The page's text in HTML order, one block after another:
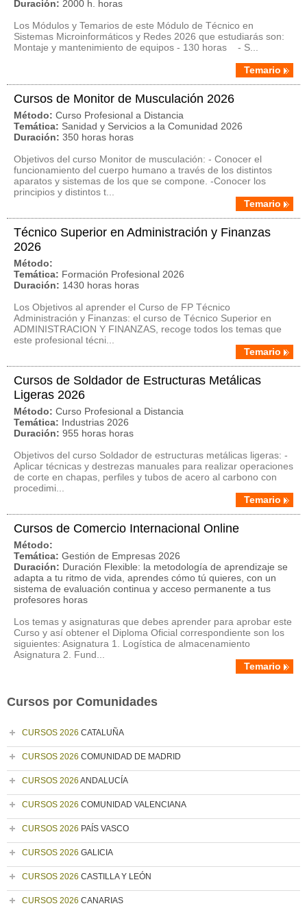
Duración: 2000 h. horas
Los Módulos y Temarios de este Módulo de Técnico en
Sistemas Microinformáticos y Redes 2026 que estudiarás son:
Montaje y mantenimiento de equipos - 130 horas - S...
Temario
Cursos de Monitor de Musculación 2026
Método: Curso Profesional a Distancia
Temática: Sanidad y Servicios a la Comunidad 2026
Duración: 350 horas horas
Objetivos del curso Monitor de musculación: - Conocer el
funcionamiento del cuerpo humano a través de los distintos
aparatos y sistemas de los que se compone. -Conocer los
principios y distintos t...
Temario
Técnico Superior en Administración y Finanzas
2026
Método:
Temática: Formación Profesional 2026
Duración: 1430 horas horas
Los Objetivos al aprender el Curso de FP Técnico
Administración y Finanzas: el curso de Técnico Superior en
ADMINISTRACION Y FINANZAS, recoge todos los temas que
este profesional técni...
Temario
Cursos de Soldador de Estructuras Metálicas
Ligeras 2026
Método: Curso Profesional a Distancia
Temática: Industrias 2026
Duración: 955 horas horas
Objetivos del curso Soldador de estructuras metálicas ligeras: -
Aplicar técnicas y destrezas manuales para realizar operaciones
de corte en chapas, perfiles y tubos de acero al carbono con
procedimi...
Temario
Cursos de Comercio Internacional Online
Método:
Temática: Gestión de Empresas 2026
Duración: Duración Flexible: la metodología de aprendizaje se
adapta a tu ritmo de vida, aprendes cómo tú quieres, con un
sistema de evaluación continua y acceso permanente a tus
profesores horas
Los temas y asignaturas que debes aprender para aprobar este
Curso y así obtener el Diploma Oficial correspondiente son los
siguientes: Asignatura 1. Logística de almacenamiento
Asignatura 2. Fund...
Temario
Cursos por Comunidades
CURSOS 2026 CATALUÑA
CURSOS 2026 COMUNIDAD DE MADRID
CURSOS 2026 ANDALUCÍA
CURSOS 2026 COMUNIDAD VALENCIANA
CURSOS 2026 PAÍS VASCO
CURSOS 2026 GALICIA
CURSOS 2026 CASTILLA Y LEÓN
CURSOS 2026 CANARIAS